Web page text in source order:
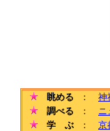
眺める ： 神
調べる
： ニ
学 ぶ
： 京